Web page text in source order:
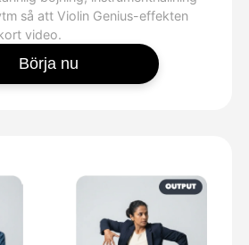
så att Violin Genius-effekten
video.
Börja nu